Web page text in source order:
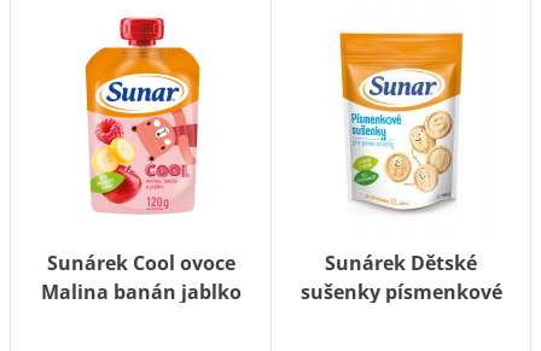
Sunárek Cool ovoce
Malina banán jablko
Sunárek Dětské
sušenky písmenkové